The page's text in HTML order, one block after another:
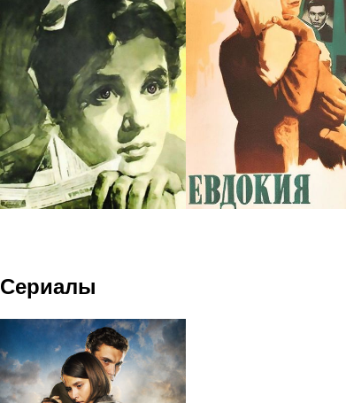
Сериалы